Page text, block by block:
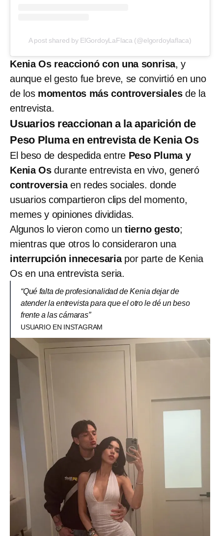
A post shared by ElGordoyLaFlaca (@elgordoylaflaca)
Kenia Os reaccionó con una sonrisa, y
aunque el gesto fue breve, se convirtió en uno
de los momentos más controversiales de la
entrevista.
Usuarios reaccionan a la aparición de
Peso Pluma en entrevista de Kenia Os
El beso de despedida entre Peso Pluma y
Kenia Os durante entrevista en vivo, generó
controversiaen redes sociales. donde
usuarios compartieron clips del momento,
memes y opiniones divididas.
Algunos lo vieron como un tierno gesto;
mientras que otros lo consideraron una
interrupción innecesariapor parte de Kenia
Os en una entrevista seria.
“Qué falta de profesionalidad de Kenia dejar de
atender la entrevista para que el otro le dé un beso
frente a las cámaras”
USUARIO EN INSTAGRAM